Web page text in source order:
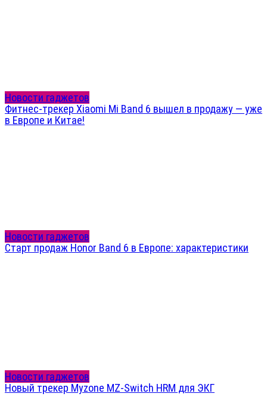
Новости гаджетов
Фитнес-трекер Xiaomi Mi Band 6 вышел в продажу — уже
в Европе и Китае!
Новости гаджетов
Старт продаж Honor Band 6 в Европе: характеристики
Новости гаджетов
Новый трекер Myzone MZ-Switch HRM для ЭКГ